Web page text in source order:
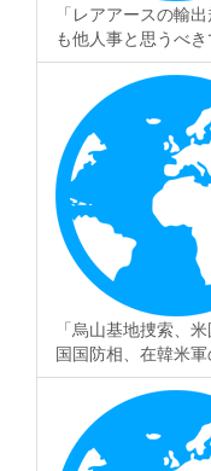
「レアアースの輸
も他人事と思うべ
「烏山基地捜索、
国国防相、在韓米